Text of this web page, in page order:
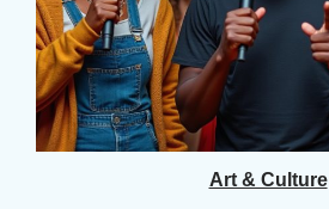
Art & Culture